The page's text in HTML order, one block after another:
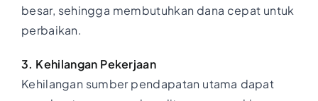
besar, sehingga membutuhkan dana cepat untuk
perbaikan.
3. Kehilangan Pekerjaan
Kehilangan sumber pendapatan utama dapat